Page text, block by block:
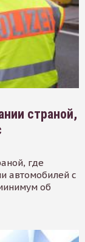
страной,
где
автомобилей с
об